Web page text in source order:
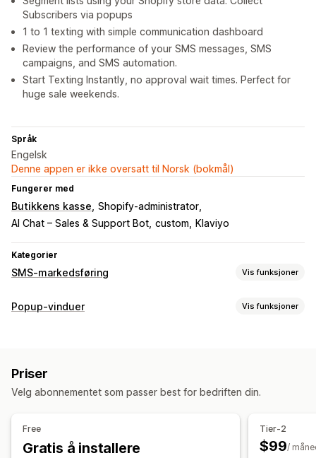
Subscribers via popups
1 to 1 texting with simple communication dashboard
Review the performance of your SMS messages, SMS
campaigns, and SMS automation.
Start Texting Instantly, no approval wait times. Perfect for
huge sale weekends.
Språk
Engelsk
Denne appen er ikke oversatt til Norsk (bokmål)
Fungerer med
Butikkens kasse Shopify-administrator
AI Chat – Sales & Support Bot custom Klaviyo
Kategorier
SMS-markedsføring Vis funksjoner
Administrere kampanjer
Sanntidsanalyser
Tilpassede segmenter Registrering
Arbeidsflytautomatisering
Gjeninnhenting av handlekurv
Popup-vinduer Vis funksjoner
Popup-vinduer for SMS
Rabatter Popup-vinduer for samtykke
Administrere popup-vinduer
Priser
Velg abonnementet som passer best for bedriften din.
Free
Gratis å installere
Tier-2
$99/